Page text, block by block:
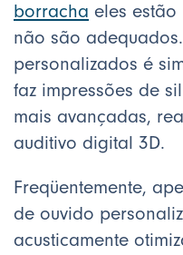
borracha eles estão
não são
personalizados é
faz impressões de
mais avançadas,
auditivo digital 3D.
Freqüentemente,
de ouvido
acusticamente